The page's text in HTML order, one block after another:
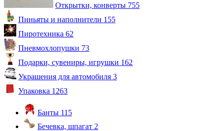
Открытки, конверты 755
Пиньяты и наполнители 155
Пиротехника 62
Пневмохлопушки 73
Подарки, сувениры, игрушки 162
Украшения для автомобиля 3
Упаковка 1263
Банты 115
Бечевка, шпагат 2